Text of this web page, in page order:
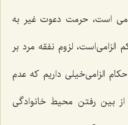
است، حرمت دعوت غیر به
لزوم نفقه مرد بر
الزامی‌خیلی داریم که عدم
بین رفتن محیط خانوادگی